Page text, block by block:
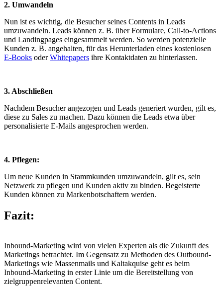
2. Umwandeln
Nun ist es wichtig, die Besucher seines Contents in Leads
umzuwandeln. Leads können z. B. über Formulare, Call-to-Actions
und Landingpages eingesammelt werden. So werden potenzielle
Kunden z. B. angehalten, für das Herunterladen eines kostenlosen
E-Books oderWhitepapers ihre Kontaktdaten zu hinterlassen.
3. Abschließen
Nachdem Besucher angezogen und Leads generiert wurden, gilt es,
diese zu Sales zu machen. Dazu können die Leads etwa über
personalisierte E-Mails angesprochen werden.
4. Pflegen:
Um neue Kunden in Stammkunden umzuwandeln, gilt es, sein
Netzwerk zu pflegen und Kunden aktiv zu binden. Begeisterte
Kunden können zu Markenbotschaftern werden.
Fazit:
Inbound-Marketing wird von vielen Experten als die Zukunft des
Marketings betrachtet. Im Gegensatz zu Methoden des Outbound-
Marketings wie Massenmails und Kaltakquise geht es beim
Inbound-Marketing in erster Linie um die Bereitstellung von
zielgruppenrelevanten Content.